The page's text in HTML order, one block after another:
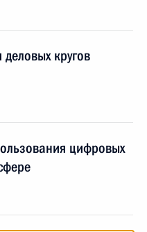
деловых кругов
цифровых